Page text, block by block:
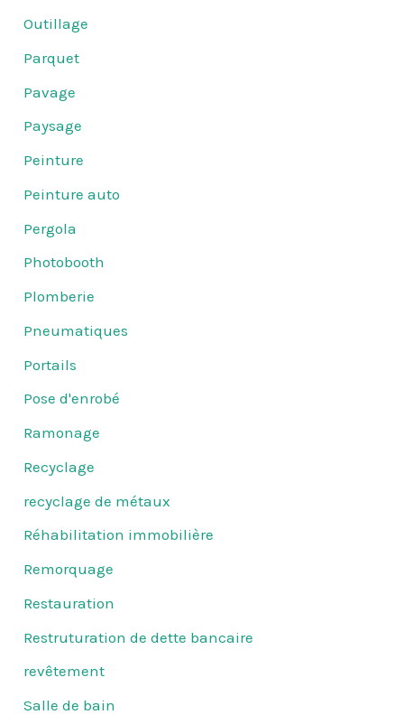
Outillage
Parquet
Pavage
Paysage
Peinture
Peinture auto
Pergola
Photobooth
Plomberie
Pneumatiques
Portails
Pose d'enrobé
Ramonage
Recyclage
recyclage de métaux
Réhabilitation immobilière
Remorquage
Restauration
Restruturation de dette bancaire
revêtement
Salle de bain